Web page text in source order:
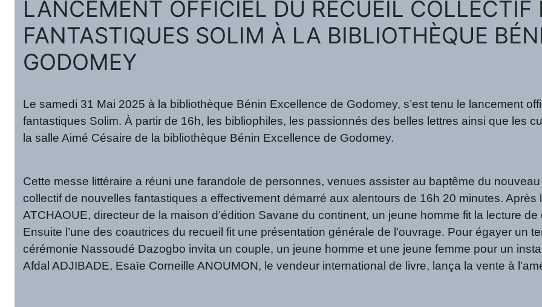
LANCEMENT OFFICIEL DU RECUEIL COLLECTIF
FANTASTIQUES SOLIM À LA BIBLIOTHÈQUE
GODOMEY
Le samedi 31 Mai 2025 à la bibliothèque Bénin Excellence de Godomey, s’est tenu le lancement
fantastiques Solim. À partir de 16h, les bibliophiles, les passionnés des belles lettres ainsi que les
la salle Aimé Césaire de la bibliothèque Bénin Excellence de Godomey.
Cette messe littéraire a réuni une farandole de personnes, venues assister au baptême du
collectif de nouvelles fantastiques a effectivement démarré aux alentours de 16h 20 minutes.
ATCHAOUE, directeur de la maison d’édition Savane du continent, un jeune homme fit la lecture
Ensuite l’une des coautrices du recueil fit une présentation générale de l’ouvrage. Pour égayer un
cérémonie Nassoudé Dazogbo invita un couple, un jeune homme et une jeune femme pour un
Afdal ADJIBADE, Esaïe Corneille ANOUMON, le vendeur international de livre, lança la vente à